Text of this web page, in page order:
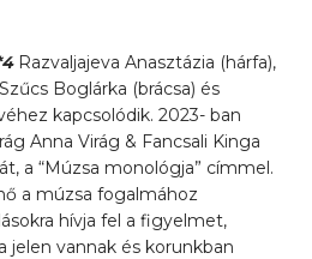
Razvaljajeva Anasztázia (hárfa),
Boglárka (brácsa) és
kapcsolódik. 2023- ban
Anna Virág & Fancsali Kinga
a “Múzsa monológja” címmel.
a múzsa fogalmához
hívja fel a figyelmet,
jelen vannak és korunkban